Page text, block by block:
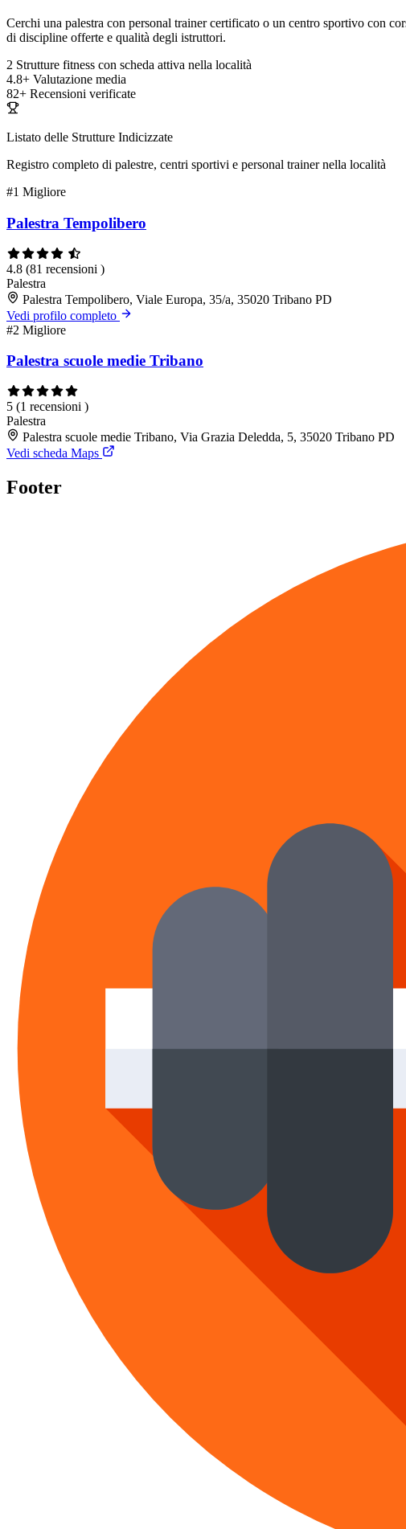
Cerchi una palestra con personal trainer certificato o un centro sportivo con
di discipline offerte e qualità degli istruttori.
2 Strutture fitness con scheda attiva nella località
4.8+ Valutazione media
82+ Recensioni verificate
Listato delle Strutture Indicizzate
Registro completo di palestre, centri sportivi e personal trainer nella località
#1 Migliore
Palestra Tempolibero
4.8 (81 recensioni )
Palestra
Palestra Tempolibero, Viale Europa, 35/a, 35020 Tribano PD
Vedi profilo completo
#2 Migliore
Palestra scuole medie Tribano
5 (1 recensioni )
Palestra
Palestra scuole medie Tribano, Via Grazia Deledda, 5, 35020 Tribano PD
Vedi scheda Maps
Footer